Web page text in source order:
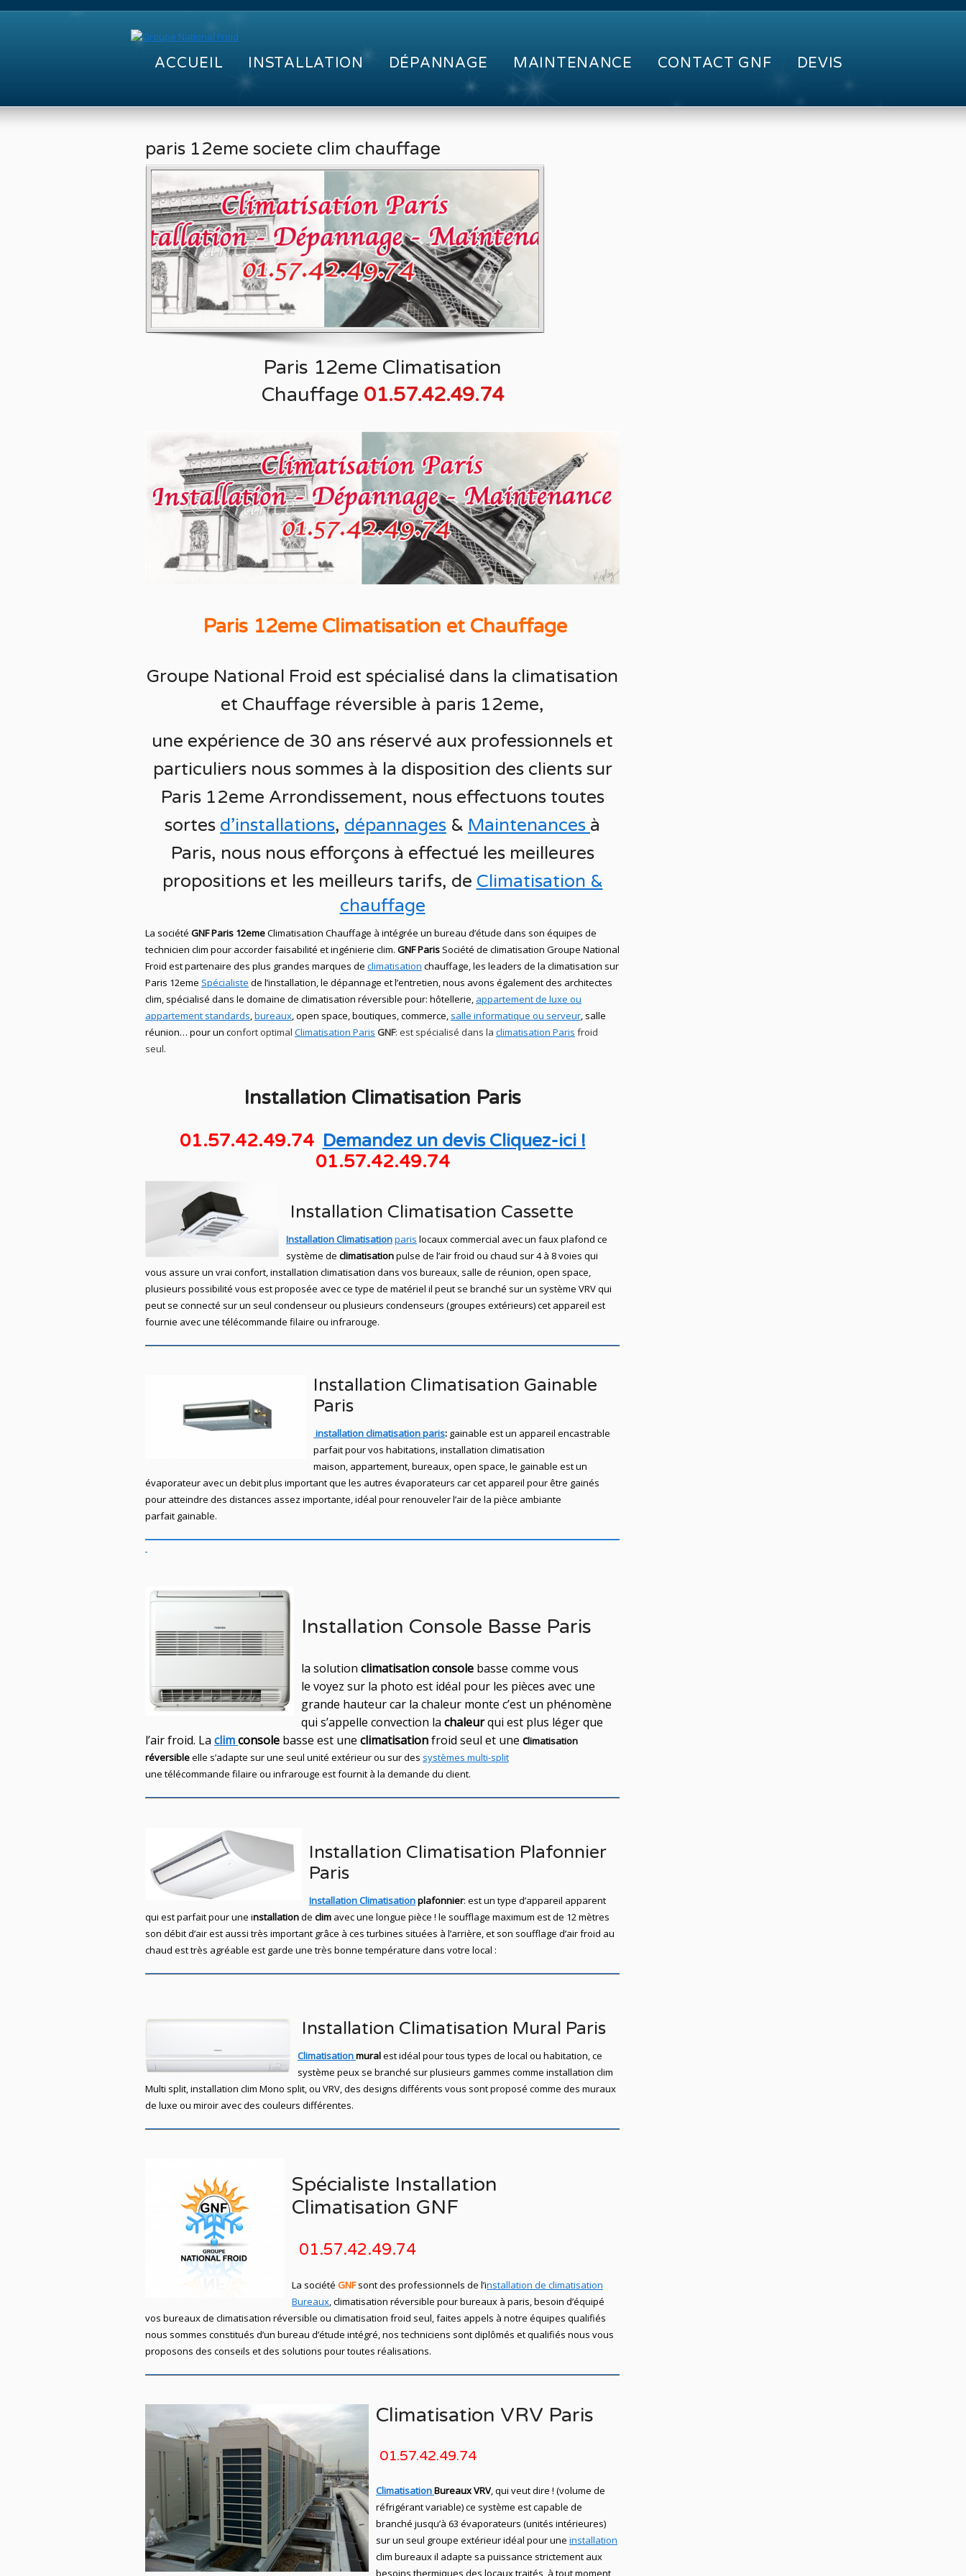
ACCUEIL INSTALLATION DÉPANNAGE MAINTENANCE CONTACT GNF DEVIS
paris 12eme societe clim chauffage
Paris 12eme Climatisation
Chauffage 01.57.42.49.74
Paris 12eme Climatisation et Chauffage
Groupe National Froid est spécialisé dans la climatisation
et Chauffage réversible à paris 12eme,
une expérience de 30 ans réservé aux professionnels et
particuliers nous sommes à la disposition des clients sur
Paris 12eme Arrondissement, nous effectuons toutes
sortes d’installations, dépannages & Maintenances à
Paris, nous nous efforçons à effectué les meilleures
propositions et les meilleurs tarifs, de Climatisation &
chauffage
La société GNF Paris 12emeClimatisation Chauffage à intégrée un bureau d’étude dans son équipes de
technicien clim pour accorder faisabilité et ingénierie clim. GNF Paris Société de climatisation Groupe National
Froid est partenaire des plus grandes marques de climatisation chauffage, les leaders de la climatisation sur
Paris 12eme Spécialiste de l’installation,le dépannage et l’entretien, nous avons également des architectes
clim, spécialisé dans le domaine de climatisation réversible pour: hôtellerie, appartement de luxe ou
appartement standards,bureaux, open space, boutiques, commerce, salle informatique ou serveur, salle
réunion… pour un confort optimal Climatisation Paris GNF: est spécialisé dans la climatisation Paris froid
seul.
Installation Climatisation Paris
01.57.42.49.74 Demandez un devis Cliquez-ici !
01.57.42.49.74
Installation Climatisation Cassette
Installation Climatisationparis locaux commercial avec un faux plafond ce
système de climatisationpulse de l’air froid ou chaud sur 4 à 8 voies qui
vous assure un vrai confort, installation climatisation dans vos bureaux, salle de réunion, open space,
plusieurs possibilité vous est proposée avec ce type de matériel il peut se branché sur un système VRV qui
peut se connecté sur un seul condenseur ou plusieurs condenseurs (groupes extérieurs) cet appareil est
fournie avec une télécommande filaire ou infrarouge.
Installation Climatisation Gainable
Paris
installation climatisation paris: gainable est un appareil encastrable
parfait pour vos habitations, installation climatisation
maison, appartement,bureaux,open space, le gainable est un
évaporateur avec un debit plus important que les autres évaporateurs car cet appareil pour être gainés
pour atteindre des distances assez importante, idéal pour renouveler l’air de la pièce ambiante
parfait gainable.
Installation Console Basse Paris
la solution climatisation console basse comme vous
le voyez sur la photo est idéal pour les pièces avec une
grande hauteur car la chaleur monte c’est un phénomène
qui s’appelle convection la chaleurqui est plus léger que
l’air froid. La climconsole basse est une climatisationfroid seul et une climatisation
réversibleelle s’adapte sur une seul unité extérieur ou sur des systèmes multi-split
une télécommande filaire ou infrarouge est fournit à la demande du client.
Installation Climatisation Plafonnier
Paris
Installation Climatisationplafonnier: est un type d’appareil apparent
qui est parfait pour une installationde clim avec une longue pièce ! le soufflage maximum est de 12 mètres
son débit d’air est aussi très important grâce à ces turbines situées à l’arrière, et son soufflage d’air froid au
chaud est très agréable est garde une très bonne température dans votre local :
Installation Climatisation Mural Paris
Climatisationmuralest idéal pour tous types de local ou habitation, ce
système peux se branché sur plusieurs gammes comme installation clim
Multi split, installation clim Mono split, ou VRV, des designs différents vous sont proposé comme des muraux
de luxe ou miroir avec des couleurs différentes.
Spécialiste Installation
Climatisation GNF
01.57.42.49.74
La société GNFsont des professionnels de l’installation de climatisation
Bureaux, climatisation réversible pour bureaux à paris, besoin d’équipé
vos bureaux de climatisation réversible ou climatisation froid seul, faites appels à notre équipes qualifiés
nous sommes constitués d’un bureau d’étude intégré, nos techniciens sont diplômés et qualifiés nous vous
proposons des conseils et des solutions pour toutes réalisations.
Climatisation VRV Paris
01.57.42.49.74
ClimatisationBureaux VRV, qui veut dire ! (volume de
réfrigérant variable) ce système est capable de
branché jusqu’à 63 évaporateurs (unités intérieures)
sur un seul groupe extérieur idéal pour une installation
clim bureauxil adapte sa puissance strictement aux
besoins thermiques des locaux traités, à tout moment